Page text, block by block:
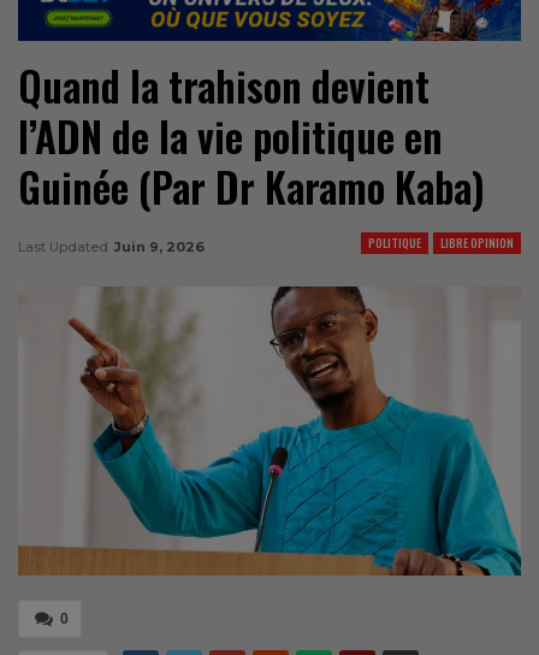
Quand la trahison devient
l’ADN de la vie politique en
Guinée (Par Dr Karamo Kaba)
POLITIQUE LIBRE OPINION
Last Updated Juin 9, 2026
0